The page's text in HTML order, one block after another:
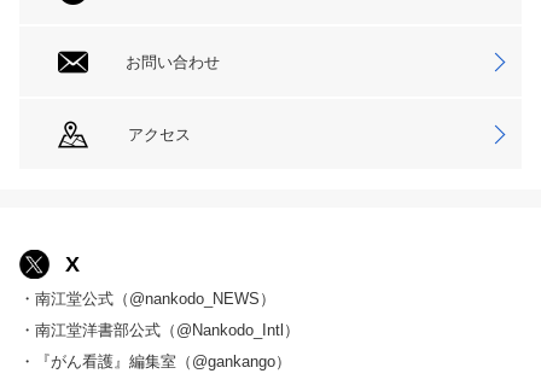
お問い合わせ
アクセス
X
・南江堂公式（@nankodo_NEWS）
・南江堂洋書部公式（@Nankodo_Intl）
・『がん看護』編集室（@gankango）